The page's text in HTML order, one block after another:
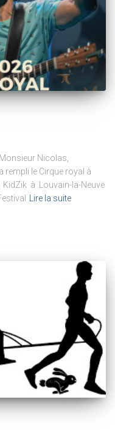
Nicolas,
rempli le Cirque royal à
à Louvain-la-Neuve
Lire la suite